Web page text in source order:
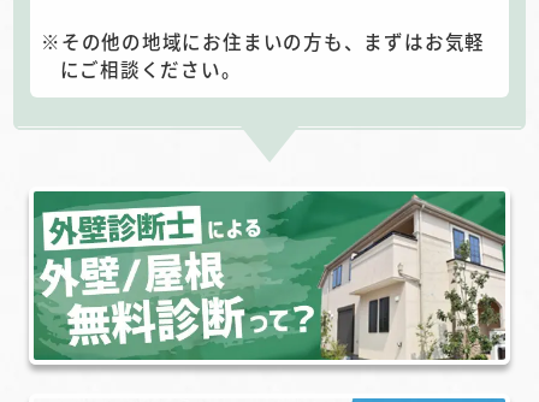
その他の地域にお住まいの方も、まずはお気軽
にご相談ください。